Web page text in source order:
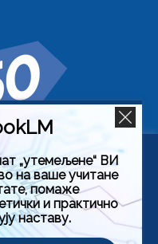
страници да бисмо вам
сајта тако што
Кликом на
СВИХ колачића.
колачића“
„утемељене“ ВИ
на ваше учитане
помаже
и практично
наставу.